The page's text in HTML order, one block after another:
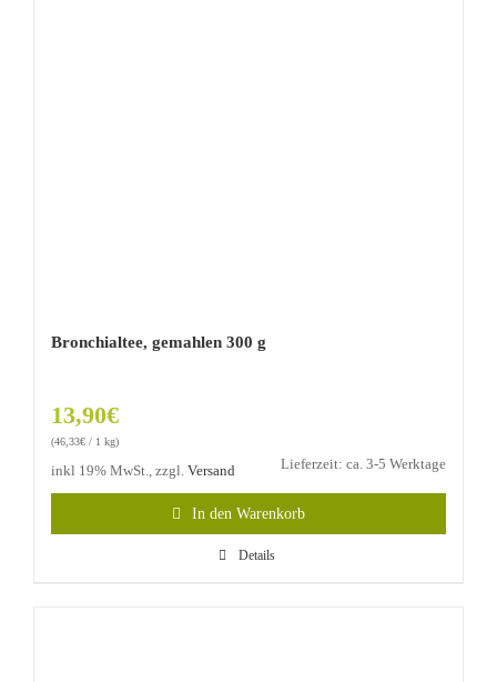
Bronchialtee, gemahlen 300 g
13,90€
(46,33€ / 1 kg)
inkl 19% MwSt., zzgl. Versand Lieferzeit: ca. 3-5 Werktage
In den Warenkorb
Details